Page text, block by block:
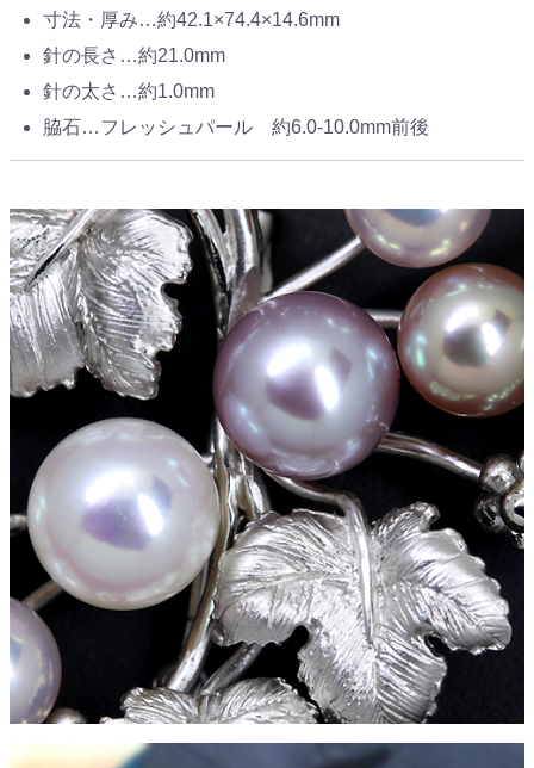
寸法・厚み…約42.1×74.4×14.6mm
針の長さ…約21.0mm
針の太さ…約1.0mm
脇石…フレッシュパール 約6.0-10.0mm前後